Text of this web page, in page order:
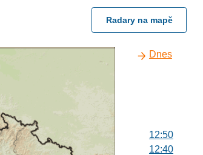
Radary na mapě
Dnes
12:50
12:40